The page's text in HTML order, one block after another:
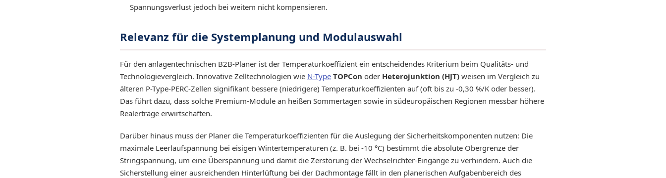
Spannungsverlust jedoch bei weitem nicht kompensieren.
Relevanz für die Systemplanung und Modulauswahl
Für den anlagentechnischen B2B-Planer ist der Temperaturkoeffizient ein entscheidendes Kriterium beim Qualitäts- und
Technologievergleich. Innovative Zelltechnologien wie N-Type TOPCon oder Heterojunktion (HJT) weisen im Vergleich zu
älteren P-Type-PERC-Zellen signifikant bessere (niedrigere) Temperaturkoeffizienten auf (oft bis zu -0,30 %/K oder besser).
Das führt dazu, dass solche Premium-Module an heißen Sommertagen sowie in südeuropäischen Regionen messbar höhere
Realerträge erwirtschaften.
Darüber hinaus muss der Planer die Temperaturkoeffizienten für die Auslegung der Sicherheitskomponenten nutzen: Die
maximale Leerlaufspannung bei eisigen Wintertemperaturen (z. B. bei -10 °C) bestimmt die absolute Obergrenze der
Stringspannung, um eine Überspannung und damit die Zerstörung der Wechselrichter-Eingänge zu verhindern. Auch die
Sicherstellung einer ausreichenden Hinterlüftung bei der Dachmontage fällt in den planerischen Aufgabenbereich des